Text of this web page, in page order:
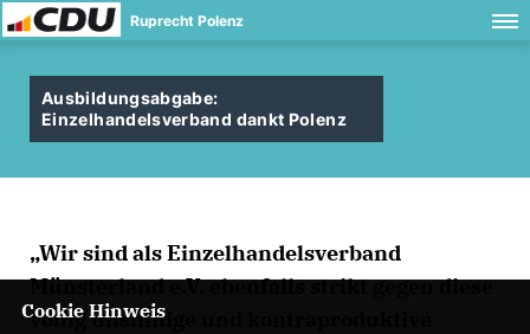
Ruprecht Polenz
Ausbildungsabgabe:
Einzelhandelsverband dankt Polenz
Wir sind als Einzelhandelsverband
Münsterland e.V. ebenfalls strikt gegen diese
völlig unsinnige und kontraproduktive
Cookie Hinweis